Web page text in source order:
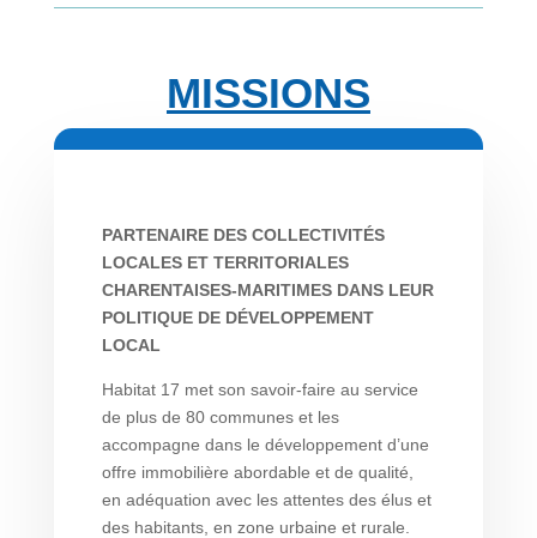
MISSIONS
PARTENAIRE DES COLLECTIVITÉS
LOCALES ET TERRITORIALES
CHARENTAISES-MARITIMES DANS LEUR
POLITIQUE DE DÉVELOPPEMENT
LOCAL
Habitat 17 met son savoir-faire au service
de plus de 80 communes et les
accompagne dans le développement d’une
offre immobilière abordable et de qualité,
en adéquation avec les attentes des élus et
des habitants, en zone urbaine et rurale.